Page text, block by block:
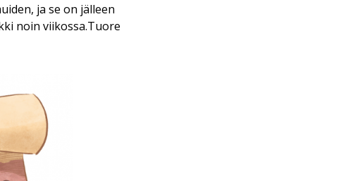
ja se on jälleen
noin viikossa.Tuore